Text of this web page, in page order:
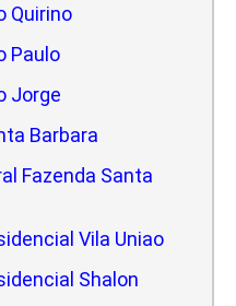
Quirino
Paulo
Jorge
Barbara
Fazenda Santa
Vila Uniao
Shalon